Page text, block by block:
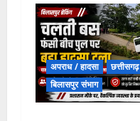
अपराध / हादसा
छत्तीसगढ़
बिलासपुर संभाग